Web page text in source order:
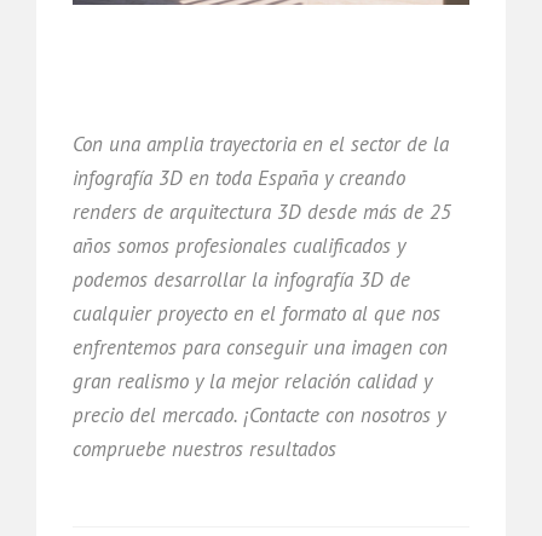
Con una amplia trayectoria en el sector de la
infografía 3D en toda España y creando
renders de arquitectura 3D desde más de 25
años somos profesionales cualificados y
podemos desarrollar la infografía 3D de
cualquier proyecto en el formato al que nos
enfrentemos para conseguir una imagen con
gran realismo y la mejor relación calidad y
precio del mercado. ¡Contacte con nosotros y
compruebe nuestros resultados